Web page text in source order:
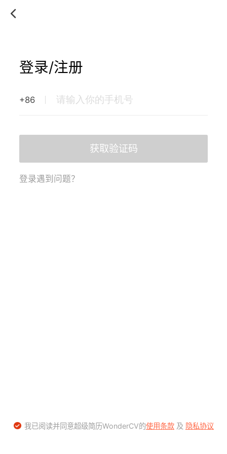
登录/注册
+86
获取验证码
登录遇到问题？
我已阅读并同意超级简历WonderCV的使用条款及 隐私协议